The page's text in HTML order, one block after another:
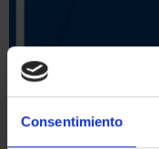
Consentimiento